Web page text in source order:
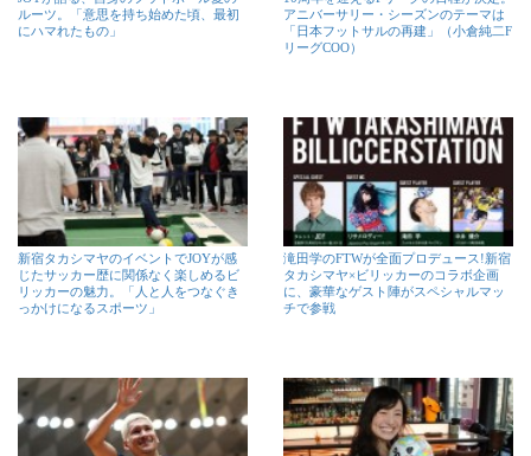
ルーツ。「意思を持ち始めた頃、最初
にハマれたもの」
アニバーサリー・シーズンのテーマは
「日本フットサルの再建」（小倉純二F
リーグCOO）
新宿タカシマヤのイベントでJOYが感
じたサッカー歴に関係なく楽しめるビ
リッカーの魅力。「人と人をつなぐき
っかけになるスポーツ」
滝田学のFTWが全面プロデュース!新宿
タカシマヤ×ビリッカーのコラボ企画
に、豪華なゲスト陣がスペシャルマッ
チで参戦